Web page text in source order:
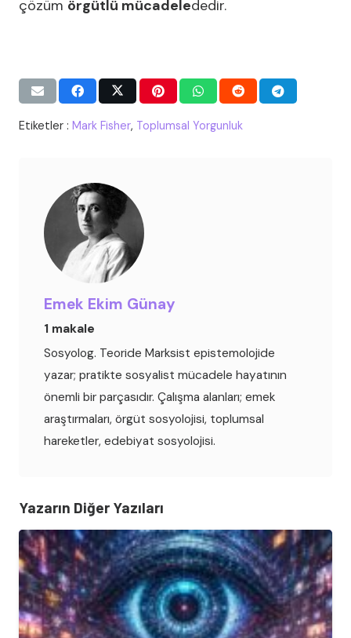
çözüm örgütlü mücadelededir.
Etiketler : Mark Fisher, Toplumsal Yorgunluk
Emek Ekim Günay
1 makale
Sosyolog. Teoride Marksist epistemolojide
yazar; pratikte sosyalist mücadele hayatının
önemli bir parçasıdır. Çalışma alanları; emek
araştırmaları, örgüt sosyolojisi, toplumsal
hareketler, edebiyat sosyolojisi.
Yazarın Diğer Yazıları